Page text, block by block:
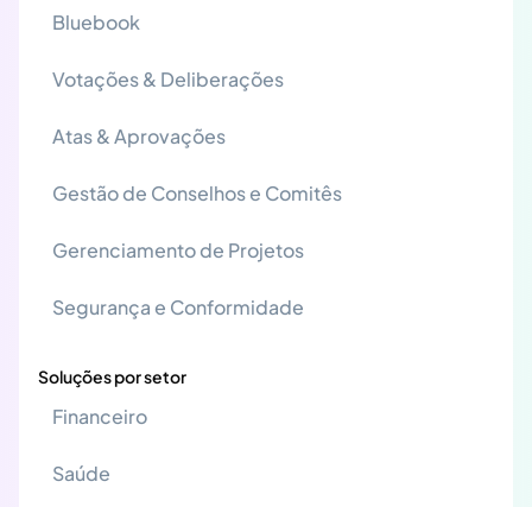
Bluebook
Votações & Deliberações
Atas & Aprovações
Gestão de Conselhos e Comitês
Gerenciamento de Projetos
Segurança e Conformidade
Soluções por setor
Financeiro
Saúde